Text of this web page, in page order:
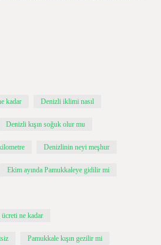
kadar Denizli iklimi nasıl
Denizli kışın soğuk olur mu
Denizlinin neyi meşhur
Ekim ayında Pamukkaleye gidilir mi
ne kadar
Pamukkale kışın gezilir mi